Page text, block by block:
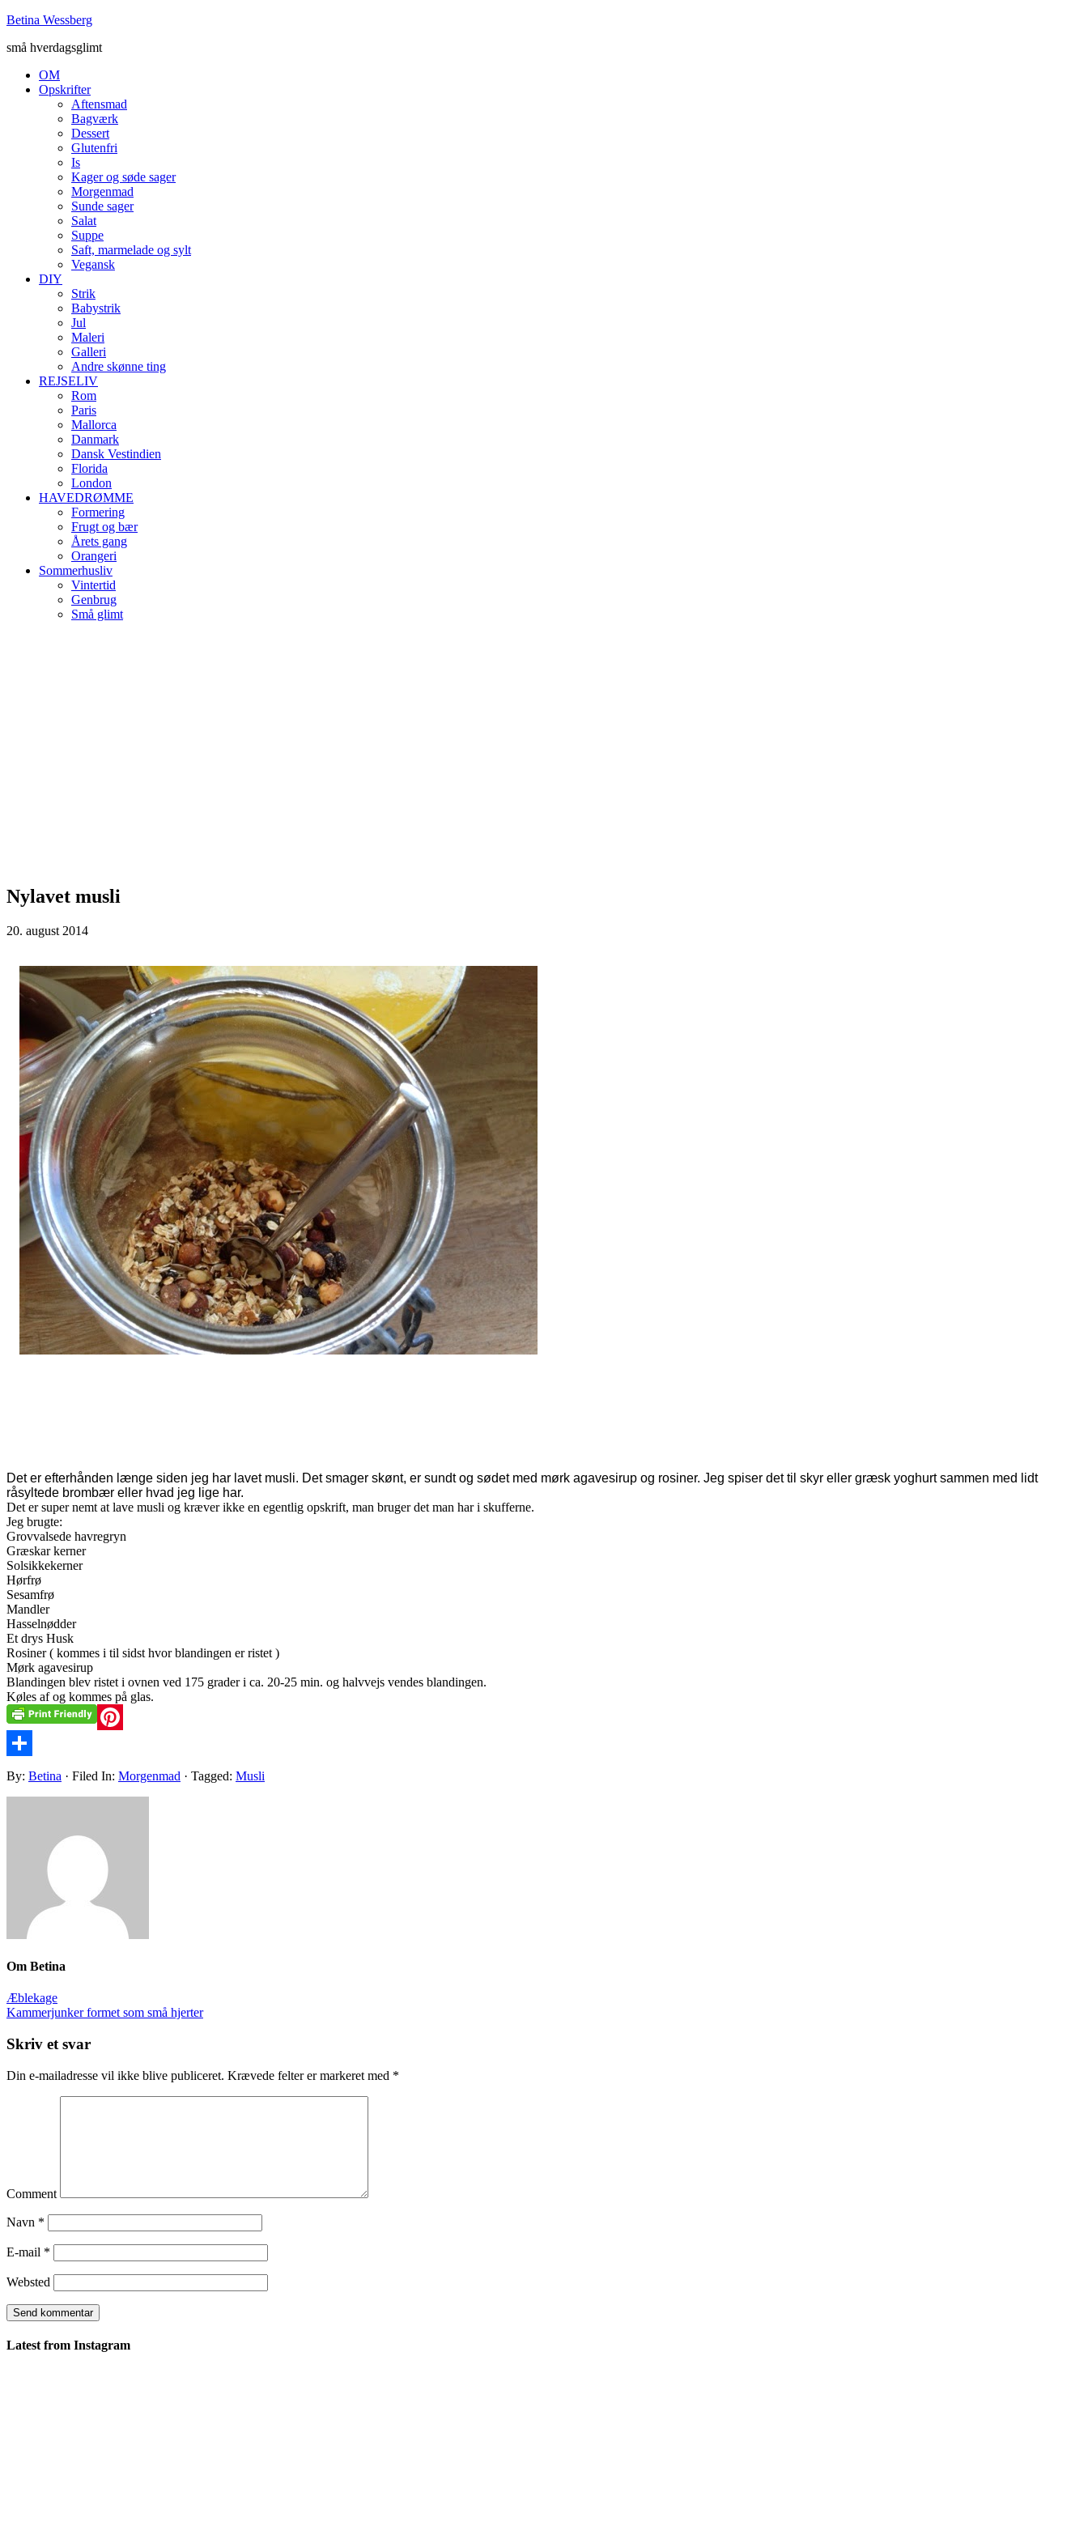
Betina Wessberg
små hverdagsglimt
OM
Opskrifter
Aftensmad
Bagværk
Dessert
Glutenfri
Is
Kager og søde sager
Morgenmad
Sunde sager
Salat
Suppe
Saft, marmelade og sylt
Vegansk
DIY
Strik
Babystrik
Jul
Maleri
Galleri
Andre skønne ting
REJSELIV
Rom
Paris
Mallorca
Danmark
Dansk Vestindien
Florida
London
HAVEDRØMME
Formering
Frugt og bær
Årets gang
Orangeri
Sommerhusliv
Vintertid
Genbrug
Små glimt
Nylavet musli
20. august 2014
Det er efterhånden længe siden jeg har lavet musli. Det smager skønt, er sundt og sødet med mørk agavesirup og rosiner. Jeg spiser det til skyr eller græsk yoghurt sammen med lidt
råsyltede brombær eller hvad jeg lige har.
Det er super nemt at lave musli og kræver ikke en egentlig opskrift, man bruger det man har i skufferne.
Jeg brugte:
Grovvalsede havregryn
Græskar kerner
Solsikkekerner
Hørfrø
Sesamfrø
Mandler
Hasselnødder
Et drys Husk
Rosiner ( kommes i til sidst hvor blandingen er ristet )
Mørk agavesirup
Blandingen blev ristet i ovnen ved 175 grader i ca. 20-25 min. og halvvejs vendes blandingen.
Køles af og kommes på glas.
Pinterest
Share
By: Betina · Filed In: Morgenmad · Tagged: Musli
Om Betina
Æblekage
Kammerjunker formet som små hjerter
Skriv et svar
Din e-mailadresse vil ikke blive publiceret. Krævede felter er markeret med *
Comment
Navn *
E-mail *
Websted
Latest from Instagram